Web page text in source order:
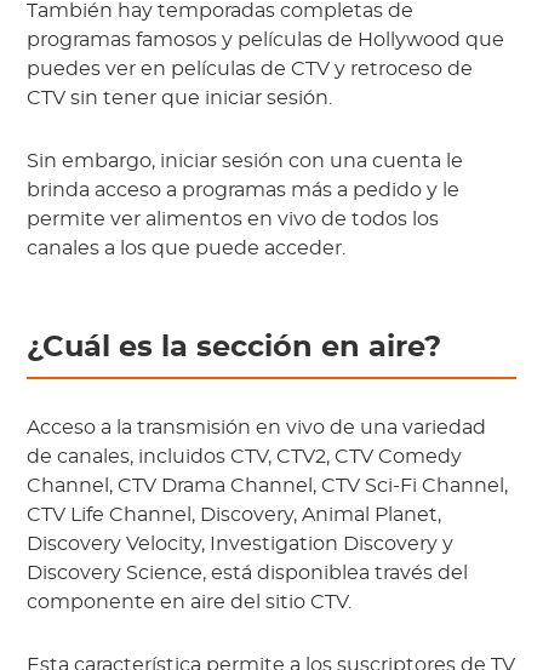
También hay temporadas completas de
programas famosos y películas de Hollywood que
puedes ver en películas de CTV y retroceso de
CTV sin tener que iniciar sesión.
Sin embargo, iniciar sesión con una cuenta le
brinda acceso a programas más a pedido y le
permite ver alimentos en vivo de todos los
canales a los que puede acceder.
¿Cuál es la sección en aire?
Acceso a la transmisión en vivo de una variedad
de canales, incluidos CTV, CTV2, CTV Comedy
Channel, CTV Drama Channel, CTV Sci-Fi Channel,
CTV Life Channel, Discovery, Animal Planet,
Discovery Velocity, Investigation Discovery y
Discovery Science, está disponiblea través del
componente en aire del sitio CTV.
Esta característica permite a los suscriptores de TV